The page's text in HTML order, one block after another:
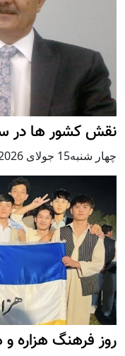
نقش کشور ها در
چهار شنبه15 جولای 2026
روز فرهنگ هزاره